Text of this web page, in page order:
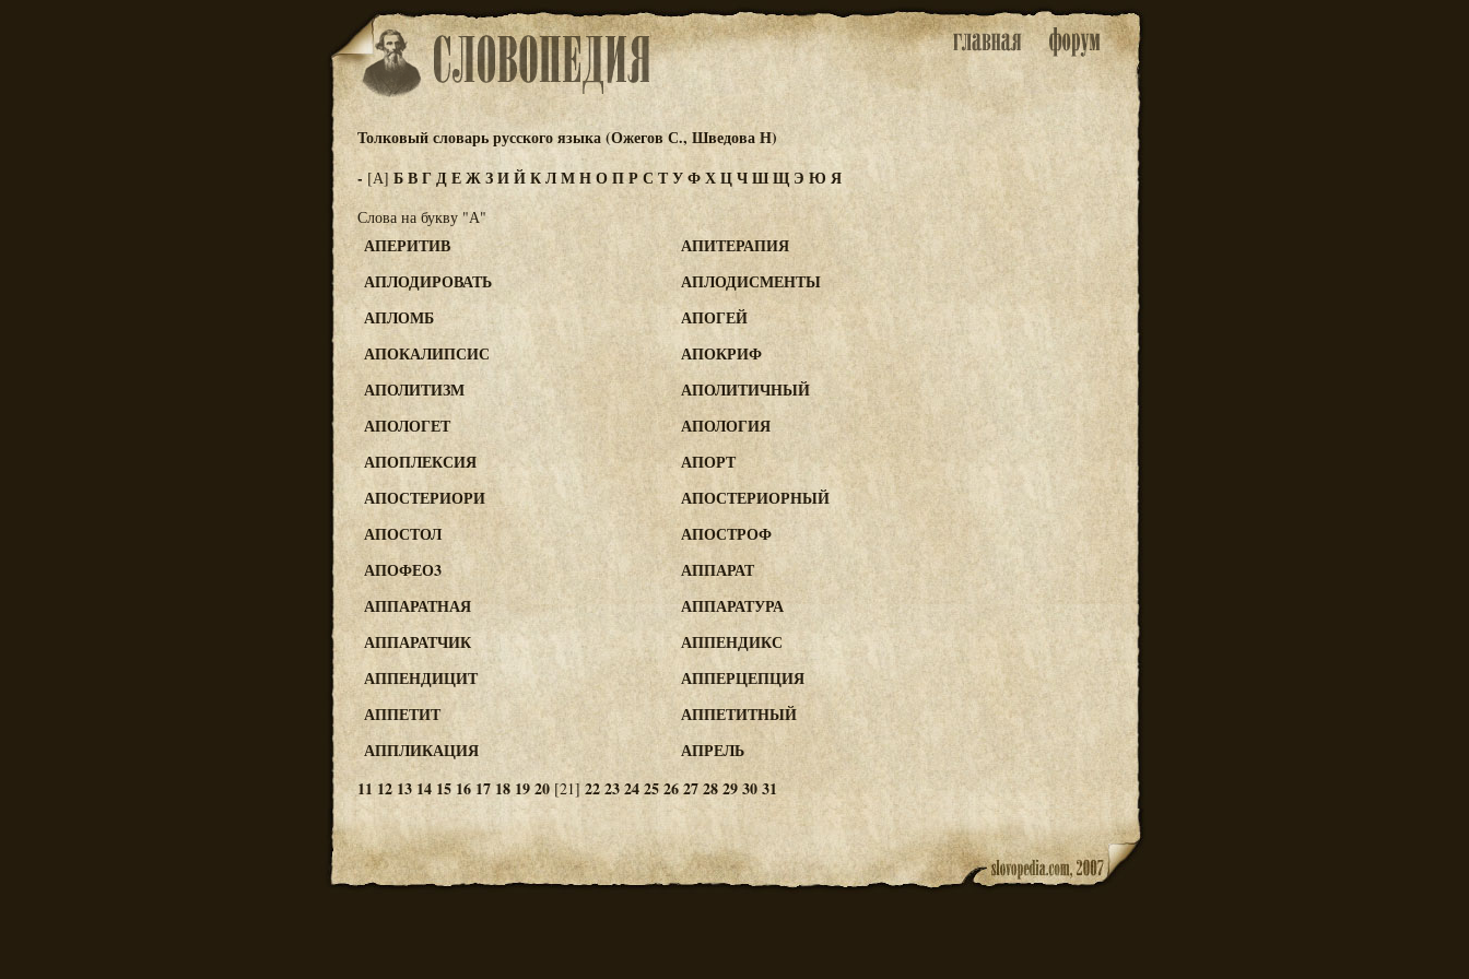
Толковый словарь русского языка (Ожегов С., Шведова Н)
- [А] БВГДЕЖЗИЙКЛМНОПРСТУФХЦЧШЩЭ Ю Я
Слова на букву "А"
АПЕРИТИВ
АПИТЕРАПИЯ
АПЛОДИРОВАТЬ
АПЛОДИСМЕНТЫ
АПЛОМБ
АПОГЕЙ
АПОКАЛИПСИС
АПОКРИФ
АПОЛИТИЗМ
АПОЛИТИЧНЫЙ
АПОЛОГЕТ
АПОЛОГИЯ
АПОПЛЕКСИЯ
АПОРТ
АПОСТЕРИОРИ
АПОСТЕРИОРНЫЙ
АПОСТОЛ
АПОСТРОФ
АПОФЕО3
АППАРАТ
АППАРАТНАЯ
АППАРАТУРА
АППАРАТЧИК
АППЕНДИКС
АППЕНДИЦИТ
АППЕРЦЕПЦИЯ
АППЕТИТ
АППЕТИТНЫЙ
АППЛИКАЦИЯ
АПРЕЛЬ
11 12 1314 15 16 1718 1920 [21] 22232425262728293031